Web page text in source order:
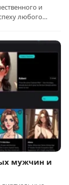
и
любого…
мужчин и